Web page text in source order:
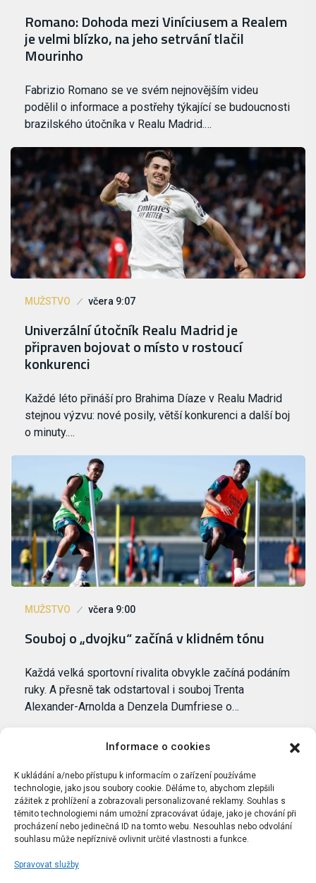
Informace o cookies
K ukládání a/nebo přístupu k informacím o zařízení používáme
technologie, jako jsou soubory cookie. Děláme to, abychom zlepšili
zážitek z prohlížení a zobrazovali personalizované reklamy. Souhlas s
těmito technologiemi nám umožní zpracovávat údaje, jako je chování při
procházení nebo jedinečná ID na tomto webu. Nesouhlas nebo odvolání
souhlasu může nepříznivě ovlivnit určité vlastnosti a funkce.
Spravovat služby
Romano: Dohoda mezi Viníciusem a Realem
je velmi blízko, na jeho setrvání tlačil
Mourinho
Fabrizio Romano se ve svém nejnovějším videu
podělil o informace a postřehy týkající se budoucnosti
brazilského útočníka v Realu Madrid.…
MUŽSTVO včera 9:07
Univerzální útočník Realu Madrid je
připraven bojovat o místo v rostoucí
konkurenci
Každé léto přináší pro Brahima Díaze v Realu Madrid
stejnou výzvu: nové posily, větší konkurenci a další boj
o minuty.…
MUŽSTVO včera 9:00
Souboj o „dvojku“ začíná v klidném tónu
Každá velká sportovní rivalita obvykle začíná podáním
ruky. A přesně tak odstartoval i souboj Trenta
Alexander-Arnolda a Denzela Dumfriese o…